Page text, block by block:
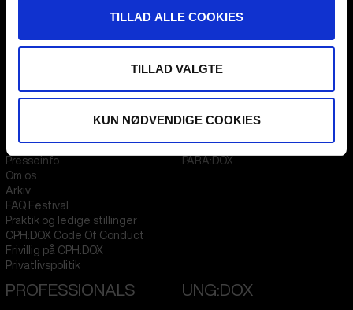
TILLAD ALLE COOKIES
TILLAD VALGTE
KUN NØDVENDIGE COOKIES
1711Copenhagen V
CVR31285569
FESTIVAL 2026 DA
Kontakt
Presseinfo
Om os
Arkiv
FAQ Festival
Praktik og ledige stillinger
CPH:DOX Code Of Conduct
Frivillig på CPH:DOX
Privatlivspolitik
STREAMING
KLUB:DOX
PARA:DOX
PROFESSIONALS UNG:DOX